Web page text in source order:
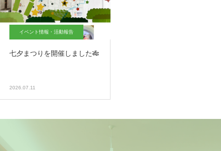
イベント情報・活動報告
七夕まつりを開催しました🎋
2026.07.11